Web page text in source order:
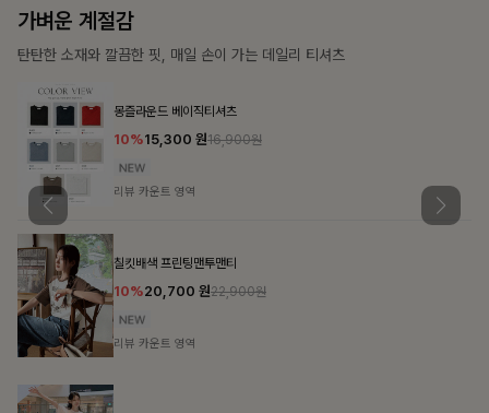
가장 쉬운 코디
특별한 날부터 일상까지 함께하는 룩
57,600
밴스트라이프 스트링원피스
25%35,100 원46,800원
리뷰 카운트 영역